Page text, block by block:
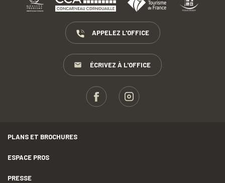
APPELEZ L'OFFICE
ÉCRIVEZ À L'OFFICE
PLANS ET BROCHURES
ESPACE PROS
PRESSE